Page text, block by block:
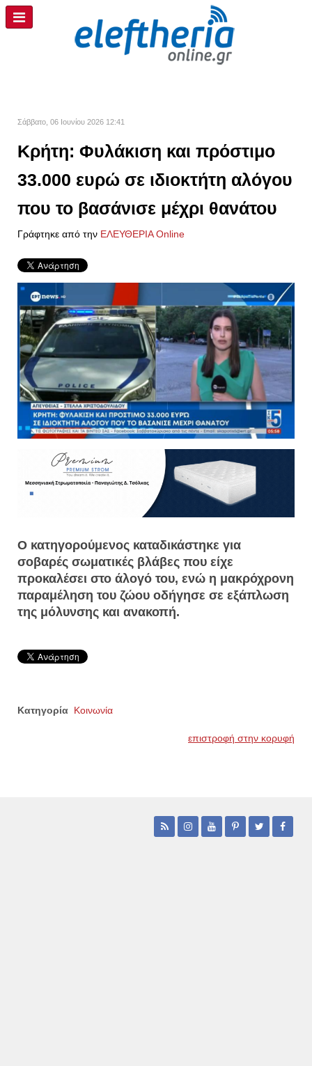
Σάββατο, 06 Ιουνίου 2026 12:41
Κρήτη: Φυλάκιση και πρόστιμο
33.000 ευρώ σε ιδιοκτήτη αλόγου
που το βασάνισε μέχρι θανάτου
Γράφτηκε από την ΕΛΕΥΘΕΡΙΑ Online
Ο κατηγορούμενος καταδικάστηκε για
σοβαρές σωματικές βλάβες που είχε
προκαλέσει στο άλογό του, ενώ η μακρόχρονη
παραμέληση του ζώου οδήγησε σε εξάπλωση
της μόλυνσης και ανακοπή.
Κατηγορία Κοινωνία
επιστροφή στην κορυφή